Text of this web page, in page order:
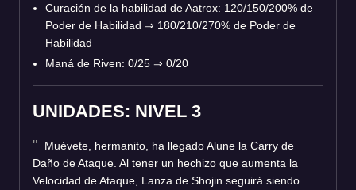
Curación de la habilidad de Aatrox: 120/150/200% de
Poder de Habilidad ⇒ 180/210/270% de Poder de
Habilidad
Maná de Riven: 0/25 ⇒ 0/20
UNIDADES: NIVEL 3
Muévete, hermanito, ha llegado Alune la Carry de
Daño de Ataque. Al tener un hechizo que aumenta la
Velocidad de Ataque, Lanza de Shojin seguirá siendo